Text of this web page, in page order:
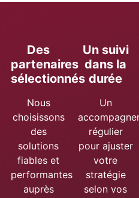
Des
partenaires
sélectionnés
Nous
choisissons
des
solutions
fiables et
performantes
auprès
Un suivi
dans la
durée
Un
régulier
pour ajuster
votre
stratégie
selon vos